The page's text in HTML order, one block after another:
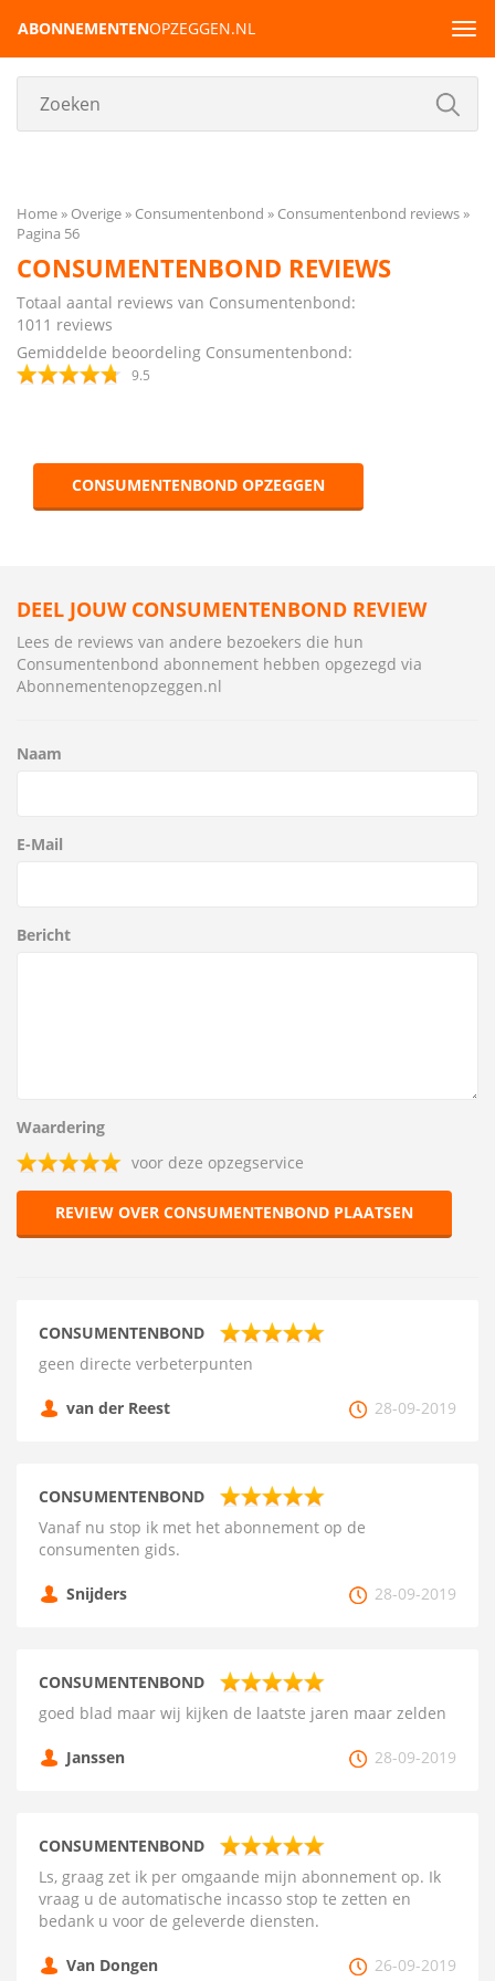
ABONNEMENTENOPZEGGEN.NL
Home Overige Consumentenbond
Consumentenbond reviews
Pagina 56
CONSUMENTENBOND REVIEWS
Totaal aantal reviews van Consumentenbond:
1011 reviews
Gemiddelde beoordeling Consumentenbond:
9.5
CONSUMENTENBOND OPZEGGEN
DEEL JOUW CONSUMENTENBOND REVIEW
Lees de reviews van andere bezoekers die hun
Consumentenbond abonnement hebben opgezegd via
Abonnementenopzeggen.nl
Naam
E-Mail
Bericht
Waardering
voor deze opzegservice
REVIEW OVER CONSUMENTENBOND PLAATSEN
CONSUMENTENBOND
geen directe verbeterpunten
van der Reest 28-09-2019
CONSUMENTENBOND
Vanaf nu stop ik met het abonnement op de
consumenten gids.
Snijders 28-09-2019
CONSUMENTENBOND
goed blad maar wij kijken de laatste jaren maar zelden
Janssen 28-09-2019
CONSUMENTENBOND
Ls, graag zet ik per omgaande mijn abonnement op. Ik
vraag u de automatische incasso stop te zetten en
bedank u voor de geleverde diensten.
Van Dongen 26-09-2019